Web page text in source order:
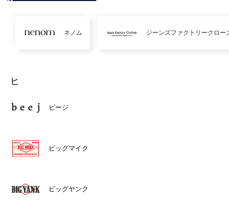
ネノム ジーンズファクトリークロー
ヒ
ビージ
ビッグマイク
ビッグヤンク